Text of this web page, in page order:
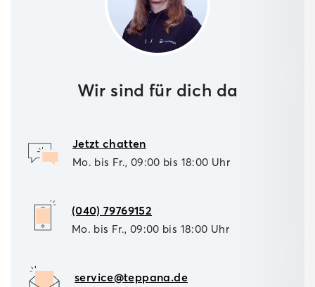
Wir sind für dich da
Jetzt chatten
Mo. bis Fr., 09:00 bis 18:00 Uhr
(040) 79769152
Mo. bis Fr., 09:00 bis 18:00 Uhr
service@teppana.de